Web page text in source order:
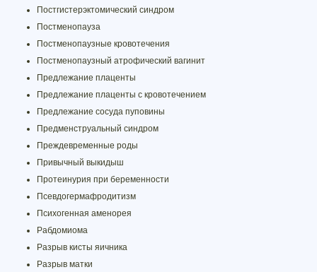
Постгистерэктомический синдром
Постменопауза
Постменопаузные кровотечения
Постменопаузный атрофический вагинит
Предлежание плаценты
Предлежание плаценты с кровотечением
Предлежание сосуда пуповины
Предменструальный синдром
Преждевременные роды
Привычный выкидыш
Протеинурия при беременности
Псевдогермафродитизм
Психогенная аменорея
Рабдомиома
Разрыв кисты яичника
Разрыв матки